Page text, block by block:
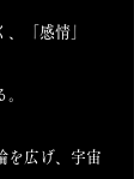
「感情」
を広げ、宇宙